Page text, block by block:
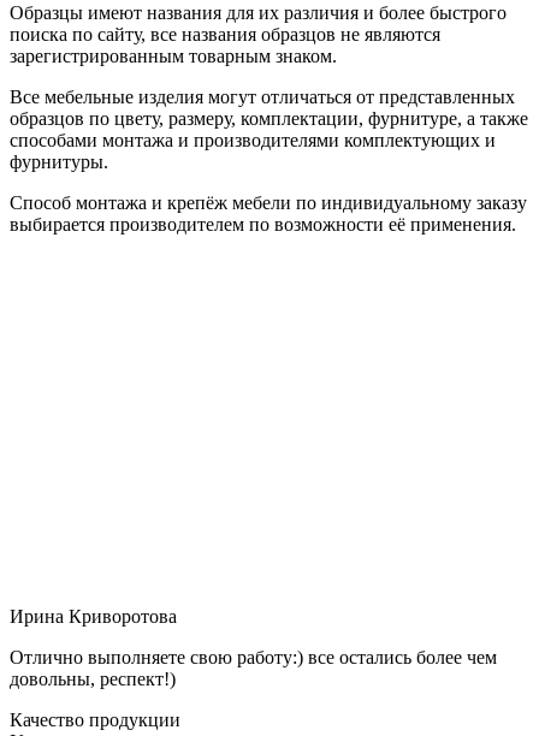
Образцы имеют названия для их различия и более быстрого
поиска по сайту, все названия образцов не являются
зарегистрированным товарным знаком.
Все мебельные изделия могут отличаться от представленных
образцов по цвету, размеру, комплектации, фурнитуре, а также
способами монтажа и производителями комплектующих и
фурнитуры.
Способ монтажа и крепёж мебели по индивидуальному заказу
выбирается производителем по возможности её применения.
Ирина Криворотова
Отлично выполняете свою работу:) все остались более чем
довольны, респект!)
Качество продукции